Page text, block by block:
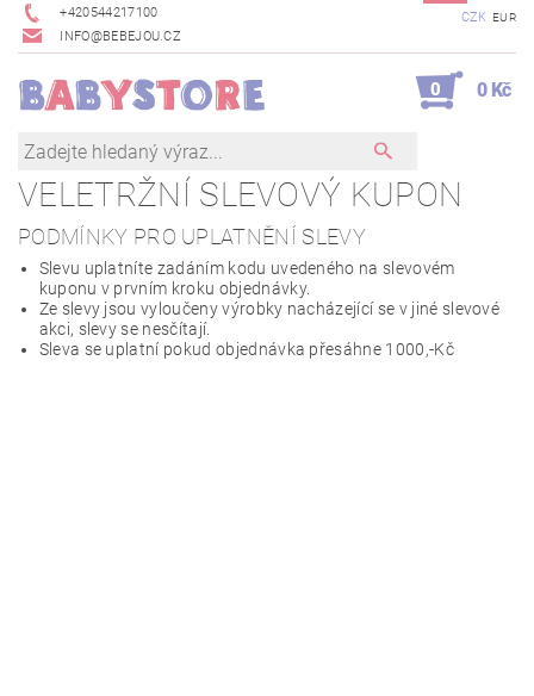
+420544217100
INFO@BEBEJOU.CZ
CZK EUR
0 0 Kč
VELETRŽNÍ SLEVOVÝ KUPON
PODMÍNKY PRO UPLATNĚNÍ SLEVY
Slevu uplatníte zadáním kodu uvedeného na slevovém
kuponu v prvním kroku objednávky.
Ze slevy jsou vyloučeny výrobky nacházející se v jiné slevové
akci, slevy se nesčítají.
Sleva se uplatní pokud objednávka přesáhne 1000,-Kč